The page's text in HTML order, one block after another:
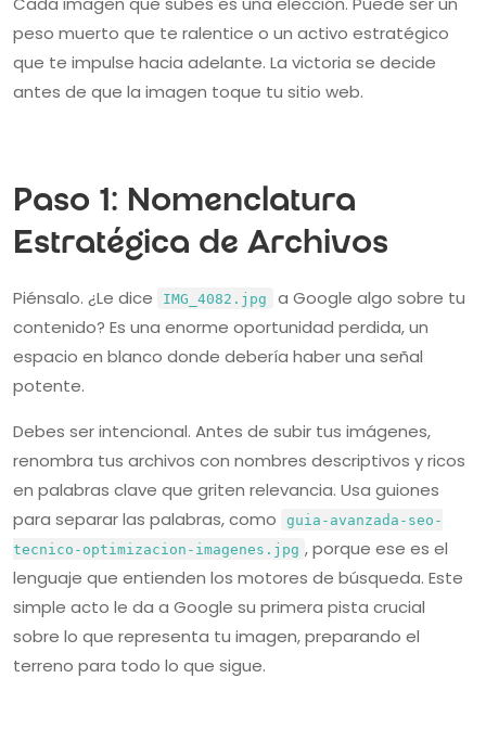
peso muerto que te ralentice o un activo estratégico
que te impulse hacia adelante. La victoria se decide
antes de que la imagen toque tu sitio web.
Paso 1: Nomenclatura
Estratégica de Archivos
Piénsalo. ¿Le dice IMG_4082.jpg
a Google algo sobre tu
contenido? Es una enorme oportunidad perdida, un
espacio en blanco donde debería haber una señal
potente.
Debes ser intencional. Antes de subir tus imágenes,
renombra tus archivos con nombres descriptivos y ricos
en palabras clave que griten relevancia. Usa guiones
para separar las palabras, como
guia-avanzada-seo-
tecnico-optimizacion-imagenes.jpg , porque ese es el
lenguaje que entienden los motores de búsqueda. Este
simple acto le da a Google su primera pista crucial
sobre lo que representa tu imagen, preparando el
terreno para todo lo que sigue.